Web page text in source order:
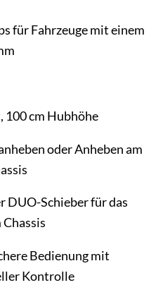
für Fahrzeuge mit einem
100 cm Hubhöhe
oder Anheben am
DUO-Schieber für das
Bedienung mit
Kontrolle